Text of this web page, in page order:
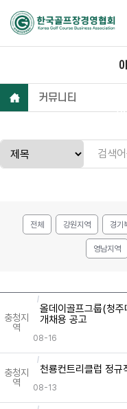
커뮤니티
전체 강원지역 경기
영남지역
충청지
역
올데이골프그룹(청
개채용 공고
08-16
충청지
역
천룡컨트리클럽 정
08-13